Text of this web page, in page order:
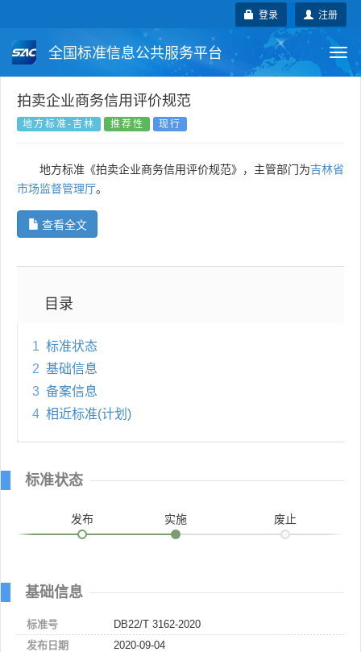
注册
登录
全国标准信息公共服务平台
国家标准 行业标准
国外标准 技术委员会
拍卖企业商务信用评价规范
地方标准-吉林 推荐性 现行
地方标准《拍卖企业商务信用评价规范》，主管部门为吉林省
市场监督管理厅。
查看全文
目录
1 标准状态
2 基础信息
3 备案信息
4 相近标准(计划)
标准状态
发布 实施 废止
基础信息
标准号
DB22/T 3162-2020
发布日期
2020-09-04